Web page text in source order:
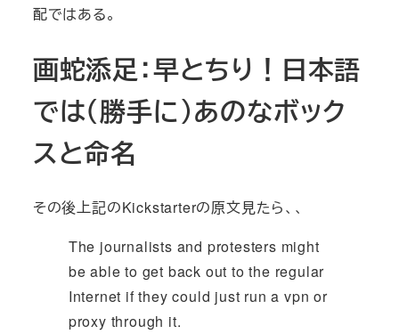
配ではある。
画蛇添足：早とちり！日本語
では（勝手に）あのなボック
スと命名
その後上記のKickstarterの原文見たら、、
The journalists and protesters might
be able to get back out to the regular
Internet if they could just run a vpn or
proxy through it.